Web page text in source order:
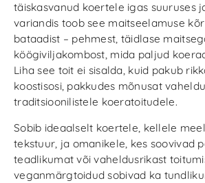
täiskasvanud koertele igas suuruses
variandis toob see maitseelamuse
bataadist – pehmest, täidlase
köögiviljakombost, mida paljud
Liha see toit ei sisalda, kuid pakub
koostisosi, pakkudes mõnusat
traditsioonilistele koeratoitudele.
Sobib ideaalselt koertele, kellele
tekstuur, ja omanikele, kes soovivad
teadlikumat või vaheldusrikast
veganmärgtoidud sobivad ka